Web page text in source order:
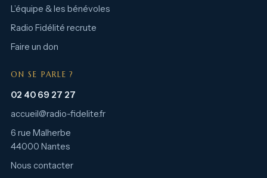
L’équipe & les bénévoles
Radio Fidélité recrute
Faire un don
ON SE PARLE ?
02 40 69 27 27
accueil@radio-fidelite.fr
6 rue Malherbe
44000 Nantes
Nous contacter